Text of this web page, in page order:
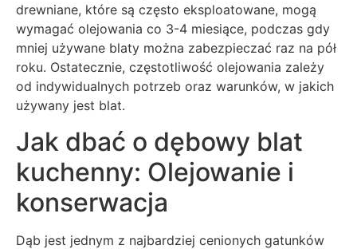
drewniane, które są często eksploatowane, mogą
wymagać olejowania co 3-4 miesiące, podczas gdy
mniej używane blaty można zabezpieczać raz na pół
roku. Ostatecznie, częstotliwość olejowania zależy
od indywidualnych potrzeb oraz warunków, w jakich
używany jest blat.
Jak dbać o dębowy blat
kuchenny: Olejowanie i
konserwacja
Dąb jest jednym z najbardziej cenionych gatunków